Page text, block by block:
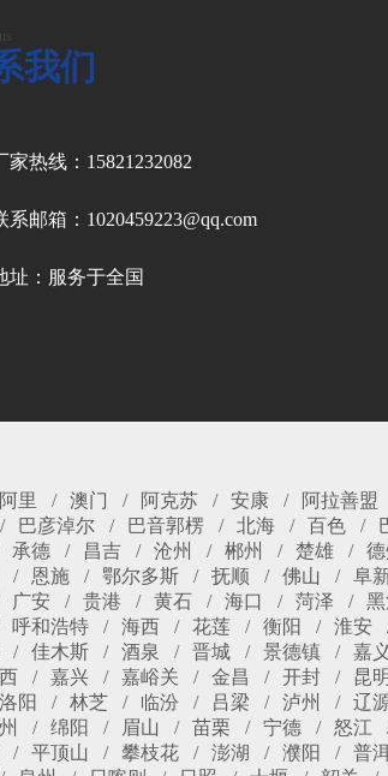
我们
家热线：15821232082
系邮箱：1020459223@qq.com
址：服务于全国
阿里 澳门 阿克苏 安康 阿拉善盟
巴彦淖尔 巴音郭楞 北海 百色
承德 昌吉 沧州 郴州 楚雄 德
恩施 鄂尔多斯 抚顺 佛山 阜
广安 贵港 黄石 海口 菏泽
呼和浩特 海西 花莲 衡阳 淮安
佳木斯 酒泉 晋城 景德镇 嘉义
嘉兴 嘉峪关 金昌 开封 昆明
洛阳 林芝 临汾 吕梁 泸州 辽
绵阳 眉山 苗栗 宁德 怒江
平顶山 攀枝花 澎湖 濮阳 普